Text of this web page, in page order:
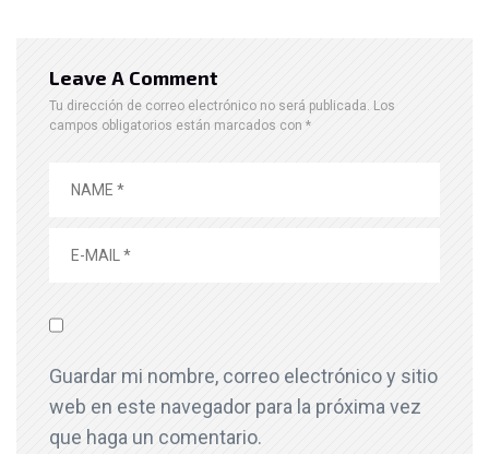
Leave A Comment
Tu dirección de correo electrónico no será publicada. Los
campos obligatorios están marcados con *
Guardar mi nombre, correo electrónico y sitio
web en este navegador para la próxima vez
que haga un comentario.